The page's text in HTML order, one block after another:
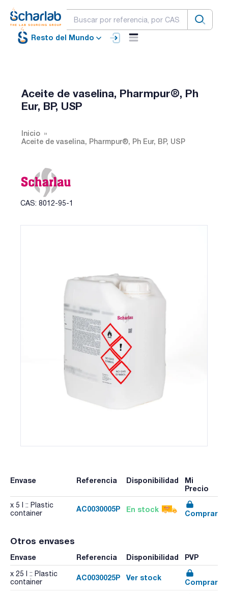
Resto del Mundo
Aceite de vaselina, Pharmpur®, Ph
Eur, BP, USP
Inicio
Aceite de vaselina, Pharmpur®, Ph Eur, BP, USP
CAS: 8012-95-1
Envase Referencia Disponibilidad
Mi
Precio
x 5 l :: Plastic
container
AC0030005P En stock Comprar
Otros envases
Envase Referencia Disponibilidad PVP
x 25 l :: Plastic
container
AC0030025P Ver stock
Comprar